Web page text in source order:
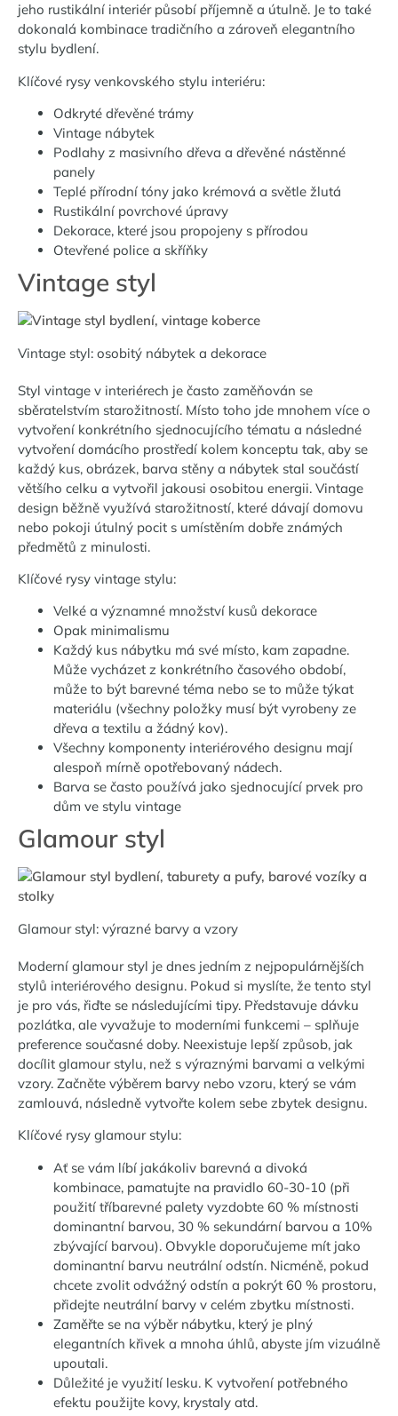
jeho rustikální interiér působí příjemně a útulně. Je to také
dokonalá kombinace tradičního a zároveň elegantního
stylu bydlení.
Klíčové rysy venkovského stylu interiéru:
Odkryté dřevěné trámy
Vintage nábytek
Podlahy z masivního dřeva a dřevěné nástěnné
panely
Teplé přírodní tóny jako krémová a světle žlutá
Rustikální povrchové úpravy
Dekorace, které jsou propojeny s přírodou
Otevřené police a skříňky
Vintage styl
Vintage styl: osobitý nábytek a dekorace
Styl vintage v interiérech je často zaměňován se
sběratelstvím starožitností. Místo toho jde mnohem více o
vytvoření konkrétního sjednocujícího tématu a následné
vytvoření domácího prostředí kolem konceptu tak, aby se
každý kus, obrázek, barva stěny a nábytek stal součástí
většího celku a vytvořil jakousi osobitou energii. Vintage
design běžně využívá starožitností, které dávají domovu
nebo pokoji útulný pocit s ​​umístěním dobře známých
předmětů z minulosti.
Klíčové rysy vintage stylu:
Velké a významné množství kusů dekorace
Opak minimalismu
Každý kus nábytku má své místo, kam zapadne.
Může vycházet z konkrétního časového období,
může to být barevné téma nebo se to může týkat
materiálu (všechny položky musí být vyrobeny ze
dřeva a textilu a žádný kov).
Všechny komponenty interiérového designu mají
alespoň mírně opotřebovaný nádech.
Barva se často používá jako sjednocující prvek pro
dům ve stylu vintage
Glamour styl
Glamour styl: výrazné barvy a vzory
Moderní glamour styl je dnes jedním z nejpopulárnějších
stylů interiérového designu. Pokud si myslíte, že tento styl
je pro vás, řiďte se následujícími tipy. Představuje dávku
pozlátka, ale vyvažuje to moderními funkcemi – splňuje
preference současné doby. Neexistuje lepší způsob, jak
docílit glamour stylu, než s výraznými barvami a velkými
vzory. Začněte výběrem barvy nebo vzoru, který se vám
zamlouvá, následně vytvořte kolem sebe zbytek designu.
Klíčové rysy glamour stylu:
Ať se vám líbí jakákoliv barevná a divoká
kombinace, pamatujte na pravidlo 60-30-10 (při
použití tříbarevné palety vyzdobte 60 % místnosti
dominantní barvou, 30 % sekundární barvou a 10%
zbývající barvou). Obvykle doporučujeme mít jako
dominantní barvu neutrální odstín. Nicméně, pokud
chcete zvolit odvážný odstín a pokrýt 60 % prostoru,
přidejte neutrální barvy v celém zbytku místnosti.
Zaměřte se na výběr nábytku, který je plný
elegantních křivek a mnoha úhlů, abyste jím vizuálně
upoutali.
Důležité je využití lesku. K vytvoření potřebného
efektu použijte kovy, krystaly atd.